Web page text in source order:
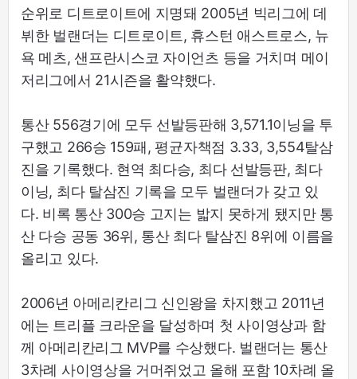
순위로 디트로이트에 지명돼 2005년 빅리그에 데
뷔한 벌랜더는 디트로이트, 휴스턴 애스트로스, 뉴
욕 메츠, 샌프란시스코 자이언츠 등을 거치며 메이
저리그에서 21시즌을 활약했다.
통산 556경기에 모두 선발등판해 3,571.1이닝을 투
구했고 266승 159패, 평균자책점 3.33, 3,554탈삼
진을 기록했다. 현역 최다승, 최다 선발등판, 최다
이닝, 최다 탈삼진 기록을 모두 벌랜더가 갖고 있
다. 비록 통산 300승 고지는 밟지 못하게 됐지만 통
산 다승 공동 36위, 통산 최다 탈삼진 8위에 이름을
올리고 있다.
2006년 아메리칸리그 신인왕을 차지했고 2011년
에는 트리플 크라운을 달성하며 첫 사이영상과 함
께 아메리칸리그 MVP를 수상했다. 벌랜더는 통산
3차례 사이영상을 거머쥐었고 올해 포함 10차례 올